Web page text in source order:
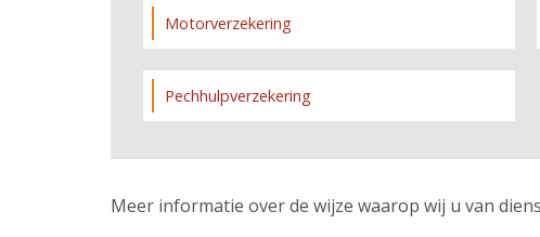
Motorverzekering
Pechhulpverzekering
Meer informatie over de wijze waarop wij u van